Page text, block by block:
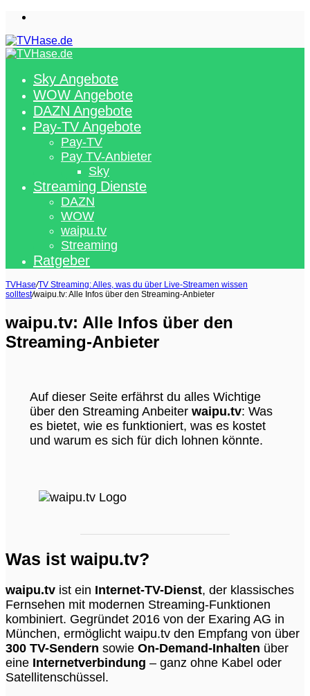
Sky Angebote
WOW Angebote
DAZN Angebote
Pay-TV Angebote
Pay-TV
Pay TV-Anbieter
Sky
Streaming Dienste
DAZN
WOW
waipu.tv
Streaming
Ratgeber
TVHase/TV Streaming: Alles, was du über Live-Streamen wissen
solltest/waipu.tv: Alle Infos über den Streaming-Anbieter
waipu.tv: Alle Infos über den
Streaming-Anbieter
Auf dieser Seite erfährst du alles Wichtige
über den Streaming Anbeiter waipu.tv: Was
es bietet, wie es funktioniert, was es kostet
und warum es sich für dich lohnen könnte.
Was ist waipu.tv?
waipu.tv ist ein Internet-TV-Dienst, der klassisches
Fernsehen mit modernen Streaming-Funktionen
kombiniert. Gegründet 2016 von der Exaring AG in
München, ermöglicht waipu.tv den Empfang von über
300 TV-Sendern sowie On-Demand-Inhalten über
eine Internetverbindung – ganz ohne Kabel oder
Satellitenschüssel.